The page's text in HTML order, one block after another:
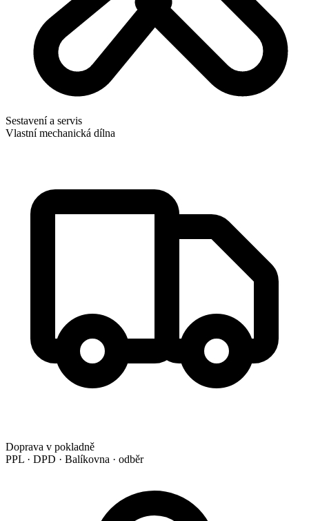
Sestavení a servis
Vlastní mechanická dílna
Doprava v pokladně
PPL · DPD · Balíkovna · odběr